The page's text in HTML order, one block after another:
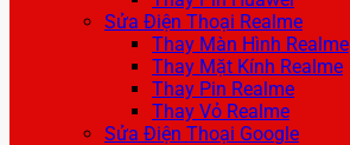
Sửa Điện Thoại Realme
Thay Màn Hình Realme
Thay Mặt Kính Realme
Thay Pin Realme
Thay Vỏ Realme
Sửa Điện Thoại Google